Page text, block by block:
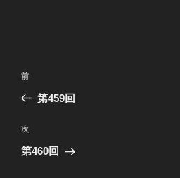
投
ビ
ゲ
前
の
稿
前
第459回
次
の
次
第460回